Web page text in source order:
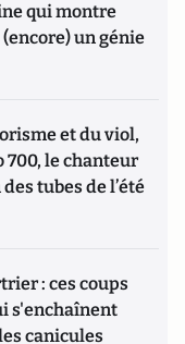
qui montre
(encore) un génie
et du viol,
700, le chanteur
tubes de l’été
: ces coups
s'enchaînent
canicules